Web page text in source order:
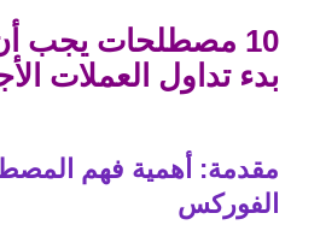
10 مصطلحات يجب
بدء تداول العملات
مقدمة: أهمية فهم
الفوركس